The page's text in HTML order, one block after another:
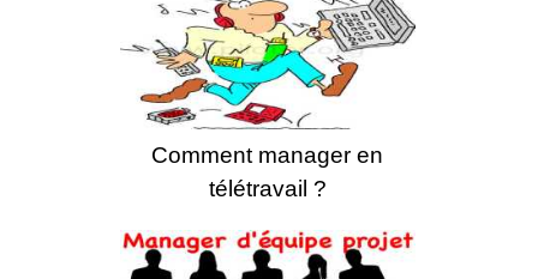
Comment manager en
télétravail ?